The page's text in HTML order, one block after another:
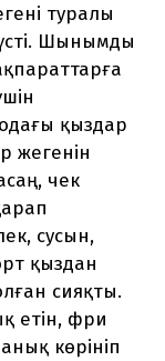
туралы
Шынымды
қыздар
жегенін
чек
сусын,
қыздан
сияқты.
етін, фри
көрініп